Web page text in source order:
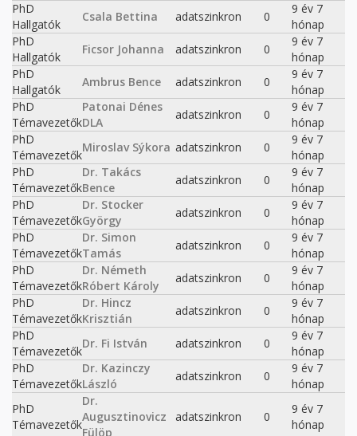
PhD
Hallgatók
Csala Bettina adatszinkron 0
9 év 7
hónap
PhD
Hallgatók
Ficsor Johanna adatszinkron 0
9 év 7
hónap
PhD
Hallgatók
Ambrus Bence adatszinkron 0
9 év 7
hónap
PhD
Témavezetők
Patonai Dénes
DLA
adatszinkron 0
9 év 7
hónap
PhD
Témavezetők
Miroslav Sýkora adatszinkron 0
9 év 7
hónap
PhD
Témavezetők
Dr. Takács
Bence
adatszinkron 0
9 év 7
hónap
PhD
Témavezetők
Dr. Stocker
György
adatszinkron 0
9 év 7
hónap
PhD
Témavezetők
Dr. Simon
Tamás
adatszinkron 0
9 év 7
hónap
PhD
Témavezetők
Dr. Németh
Róbert Károly
adatszinkron 0
9 év 7
hónap
PhD
Témavezetők
Dr. Hincz
Krisztián
adatszinkron 0
9 év 7
hónap
PhD
Témavezetők
Dr. Fi István adatszinkron 0
9 év 7
hónap
PhD
Témavezetők
Dr. Kazinczy
László
adatszinkron 0
9 év 7
hónap
PhD
Témavezetők
Dr.
Augusztinovicz
Fülöp
adatszinkron 0
9 év 7
hónap